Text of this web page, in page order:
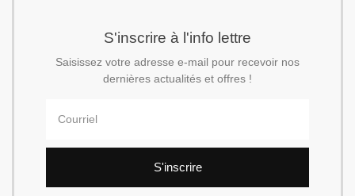
S'inscrire à l'info lettre
Saisissez votre adresse e-mail pour recevoir nos
dernières actualités et offres !
S'inscrire